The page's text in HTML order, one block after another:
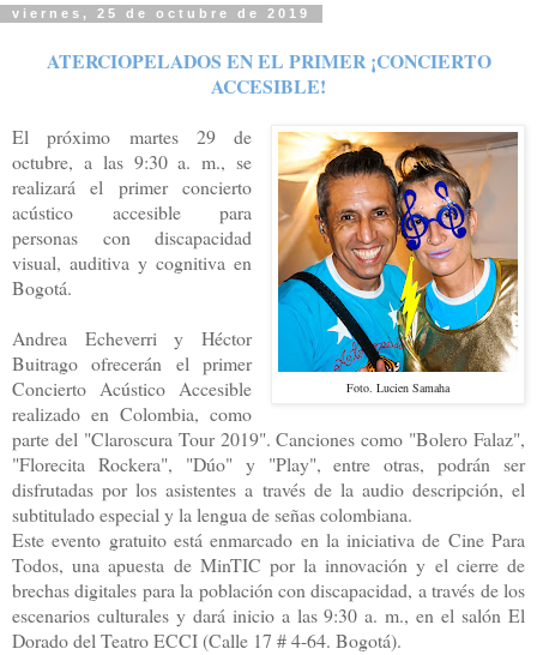
viernes, 25 de octubre de 2019
ATERCIOPELADOS EN EL PRIMER ¡CONCIERTO
ACCESIBLE!
Foto. Lucien Samaha
El próximo martes 29 de
octubre, a las 9:30 a. m., se
realizará el primer concierto
acústico accesible para
personas con discapacidad
visual, auditiva y cognitiva en
Bogotá.
Andrea Echeverri y Héctor
Buitrago ofrecerán el primer
Concierto Acústico Accesible
realizado en Colombia, como
parte del "Claroscura Tour 2019". Canciones como "Bolero Falaz",
"Florecita Rockera", "Dúo" y "Play", entre otras, podrán ser
disfrutadas por los asistentes a través de la audio descripción, el
subtitulado especial y la lengua de señas colombiana.
Este evento gratuito está enmarcado en la iniciativa de Cine Para
Todos, una apuesta de MinTIC por la innovación y el cierre de
brechas digitales para la población con discapacidad, a través de los
escenarios culturales y dará inicio a las 9:30 a. m., en el salón El
Dorado del Teatro ECCI (Calle 17 # 4-64. Bogotá).